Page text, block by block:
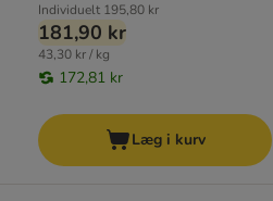
Individuelt 195,80 kr
181,90 kr
43,30 kr / kg
172,81 kr
Læg i kurv